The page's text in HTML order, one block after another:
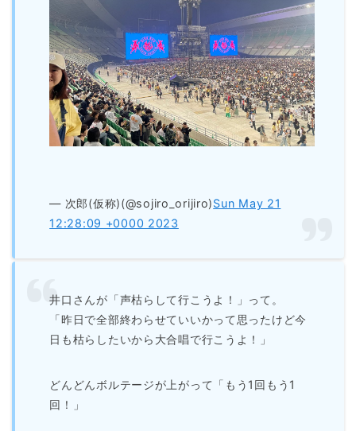
— 次郎(仮称)(@sojiro_orijiro)Sun May 21
12:28:09 +0000 2023
井口さんが「声枯らして行こうよ！」って。
「昨日で全部終わらせていいかって思ったけど今
日も枯らしたいから大合唱で行こうよ！」
どんどんボルテージが上がって「もう1回もう1
回！」